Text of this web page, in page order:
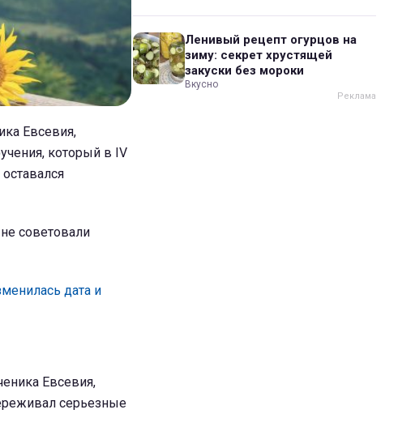
Евсевия,
который в IV
советовали
дата и
Евсевия,
серьезные
Ленивый рецепт огурцов на
зиму: секрет хрустящей
закуски без мороки
Вкусно